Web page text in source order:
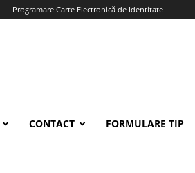
Programare Carte Electronică de Identitate
CONTACT FORMULARE TIP